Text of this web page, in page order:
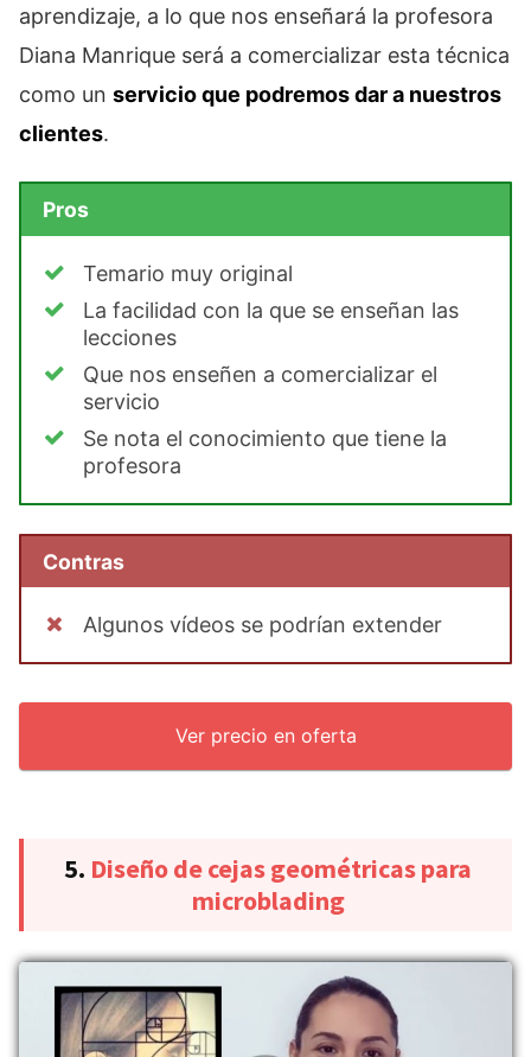
aprendizaje, a lo que nos enseñará la profesora
Diana Manrique será a comercializar esta técnica
como un servicio que podremos dar a nuestros
clientes.
Pros
Temario muy original
La facilidad con la que se enseñan las
lecciones
Que nos enseñen a comercializar el
servicio
Se nota el conocimiento que tiene la
profesora
Contras
Algunos vídeos se podrían extender
Ver precio en oferta
5. Diseño de cejas geométricas para
microblading